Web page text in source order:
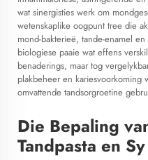
wat sinergisties werk om
wetenskaplike oogpunt tree die
mond-bakterieë, tande-enamel
biologiese paaie wat effens
benaderings, maar tog
plakbeheer en kariesvoorkoming
omvattende tandsorgroetine
Die Bepaling
Tandpasta en